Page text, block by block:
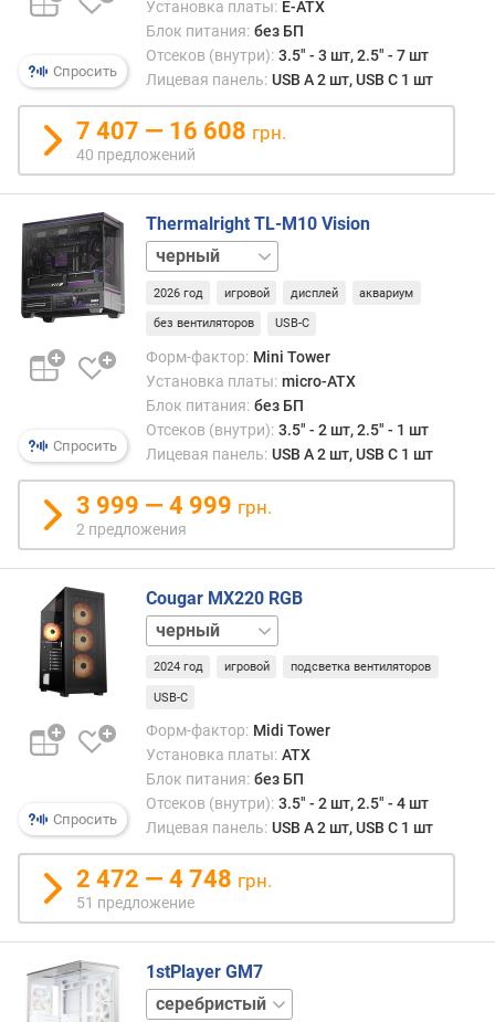
т
о
г
о
Б
П
(
В
т
)
о
т
е
к
5
,
2
5
"
(
ш
т
)
в
е
ш
х
о
т
с
е
к
о
в
3
Спросить
Установка платы: E-ATX
Блок питания: без БП
Отсеков (внутри): 3.5" - 3 шт, 2.5" - 7 шт
Лицевая панель: USB A 2 шт, USB C 1 шт
7 407 — 16 608 грн.
40 предложений
Спросить
Thermalright TL-M10 Vision
белый
2026 год игровой дисплей аквариум
без вентиляторов USB-C
Форм-фактор: Mini Tower
Установка платы: micro-ATX
Блок питания: без БП
Отсеков (внутри): 3.5" - 2 шт, 2.5" - 1 шт
Лицевая панель: USB A 2 шт, USB C 1 шт
3 999 — 4 999 грн.
2 предложения
Спросить
Cougar MX220 RGB
белый
2024 год игровой подсветка вентиляторов
USB-C
Форм-фактор: Midi Tower
Установка платы: ATX
Блок питания: без БП
Отсеков (внутри): 3.5" - 2 шт, 2.5" - 4 шт
Лицевая панель: USB A 2 шт, USB C 1 шт
2 472 — 4 748 грн.
51 предложение
1stPlayer GM7
белый